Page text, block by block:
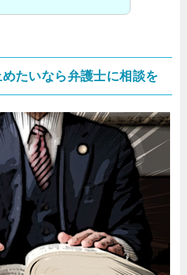
たいなら弁護士に相談を